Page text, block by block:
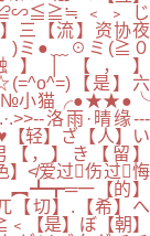
じ
【流】资协夜
)ミ●﹏☉ミ(≧０
】│【，】
【是】六
】№小猫╭●★★●╰
洛雨·晴缘---
【轻】ざ【人】い
，】き【留】
】≮爱过伤过悔
︻┻┳═一【的】
【切】.【希】へ
【是】ぼ【朝】